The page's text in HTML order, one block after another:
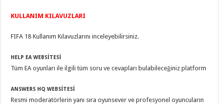
KULLANIM KILAVUZLARI
FIFA 18 Kullanım Kılavuzlarını inceleyebilirsiniz.
HELP EA WEBSİTESİ
Tüm EA oyunları ile ilgili tüm soru ve cevapları bulabileceğiniz platform
ANSWERS HQ WEBSİTESİ
Resmi moderatörlerin yanı sıra oyunsever ve profesyonel oyuncuların